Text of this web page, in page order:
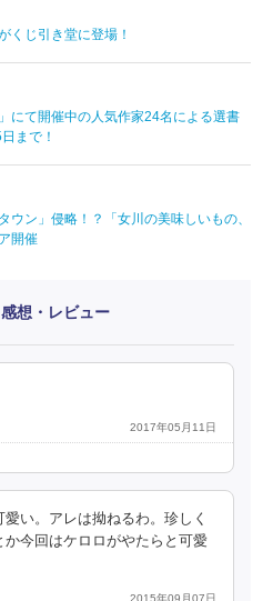
くじ引き堂に登場！
にて開催中の人気作家24名による選書
まで！
ウン」侵略！？「女川の美味しいもの、
開催
想・レビュー
2017年05月11日
い。アレは拗ねるわ。珍しく
今回はケロロがやたらと可愛
2015年09月07日